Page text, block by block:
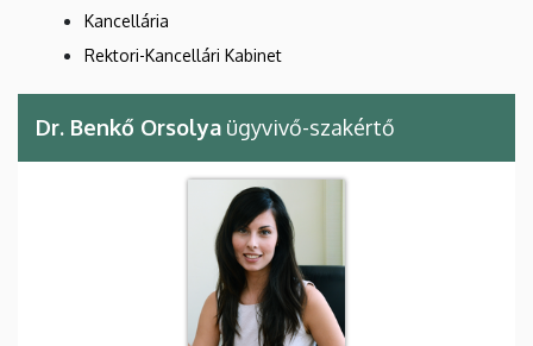
Kancellária
Rektori-Kancellári Kabinet
Dr. Benkő Orsolya ügyvivő-szakértő